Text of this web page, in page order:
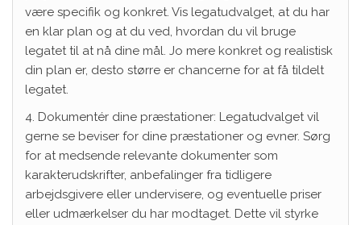
være specifik og konkret. Vis legatudvalget, at du har
en klar plan og at du ved, hvordan du vil bruge
legatet til at nå dine mål. Jo mere konkret og realistisk
din plan er, desto større er chancerne for at få tildelt
legatet.
4. Dokumentér dine præstationer: Legatudvalget vil
gerne se beviser for dine præstationer og evner. Sørg
for at medsende relevante dokumenter som
karakterudskrifter, anbefalinger fra tidligere
arbejdsgivere eller undervisere, og eventuelle priser
eller udmærkelser du har modtaget. Dette vil styrke